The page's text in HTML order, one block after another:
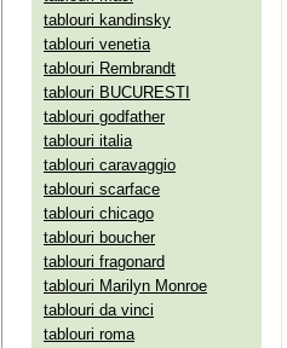
tablouri kandinsky
tablouri venetia
tablouri Rembrandt
tablouri BUCURESTI
tablouri godfather
tablouri italia
tablouri caravaggio
tablouri scarface
tablouri chicago
tablouri boucher
tablouri fragonard
tablouri Marilyn Monroe
tablouri da vinci
tablouri roma